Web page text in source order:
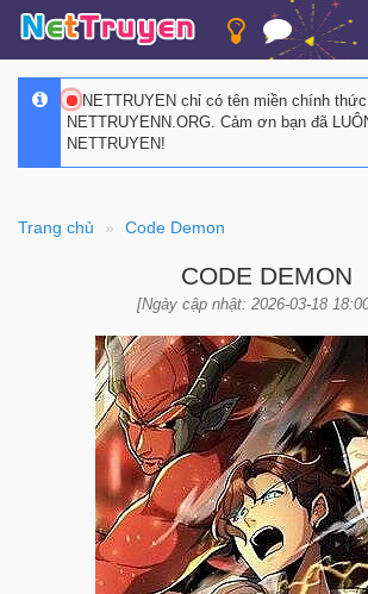
NETTRUYEN chỉ có tên miền chính
NETTRUYENN.ORG. Cảm ơn bạn đã
NETTRUYEN!
Trang chủ Code Demon
CODE DEMON
[Ngày cập nhật: 2026-03-18